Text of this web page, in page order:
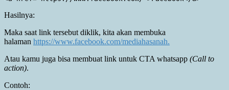
Hasilnya:
Maka saat link tersebut diklik, kita akan membuka
halaman https://www.facebook.com/mediahasanah.
Atau kamu juga bisa membuat link untuk CTA whatsapp (Call to
action).
Contoh: